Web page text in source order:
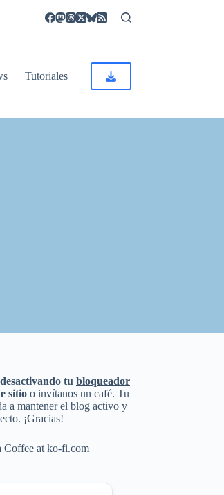
Tutoriales
desactivando tubloqueador
sitio o invítanos un café. Tu
a mantener el blog activo y
¡Gracias!